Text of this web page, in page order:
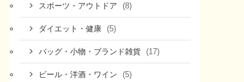
スポーツ・アウトドア (8)
ダイエット・健康 (5)
バッグ・小物・ブランド雑貨 (17)
ビール・洋酒・ワイン (5)